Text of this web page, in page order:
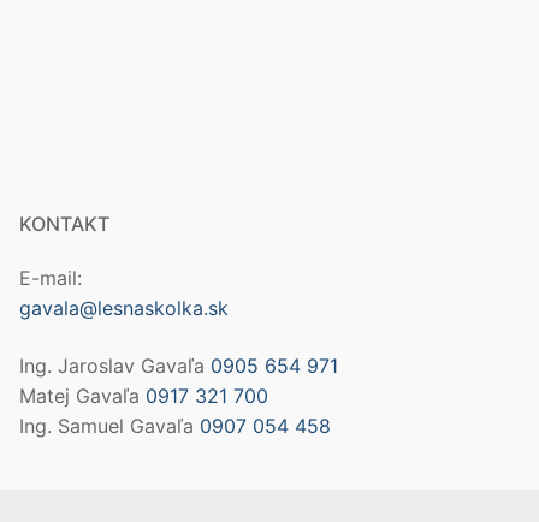
KONTAKT
E-mail:
gavala@lesnaskolka.sk
Ing. Jaroslav Gavaľa 0905 654 971
Matej Gavaľa 0917 321 700
Ing. Samuel Gavaľa 0907 054 458